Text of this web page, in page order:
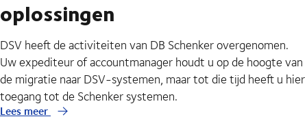
oplossingen
DSV heeft de activiteiten van DB Schenker overgenomen.
Uw expediteur of accountmanager houdt u op de hoogte van
de migratie naar DSV-systemen, maar tot die tijd heeft u hier
toegang tot de Schenker systemen.
Lees meer